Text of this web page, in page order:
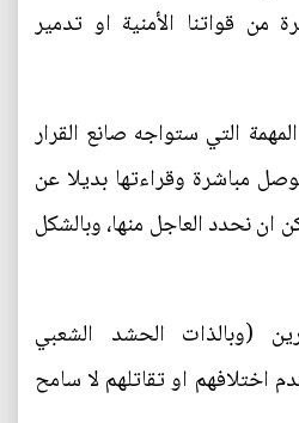
قواتنا الأمنية او تدمير
التي ستواجه صانع القرار
مباشرة وقراءتها بديلا عن
ان نحدد العاجل منها، وبالشكل
(وبالذات الحشد الشعبي
اختلافهم او تقاتلهم لا سامح